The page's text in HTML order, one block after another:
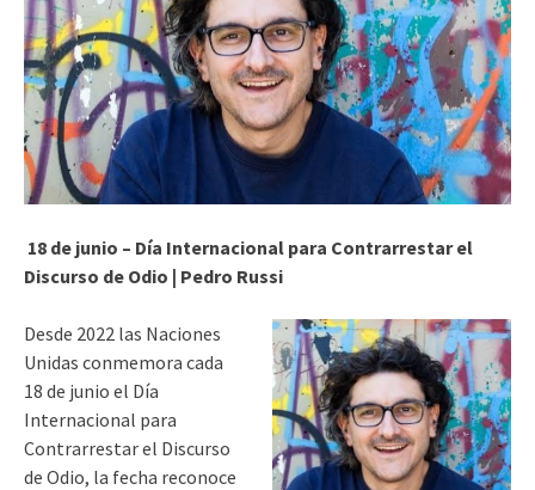
18 de junio – Día Internacional para Contrarrestar el
Discurso de Odio | Pedro Russi
Desde 2022 las Naciones
Unidas conmemora cada
18 de junio el Día
Internacional para
Contrarrestar el Discurso
de Odio, la fecha reconoce